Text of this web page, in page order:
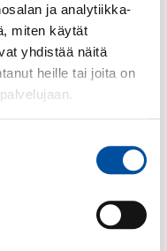
ja analytiikka-
miten käytät
yhdistää näitä
heille tai joita on